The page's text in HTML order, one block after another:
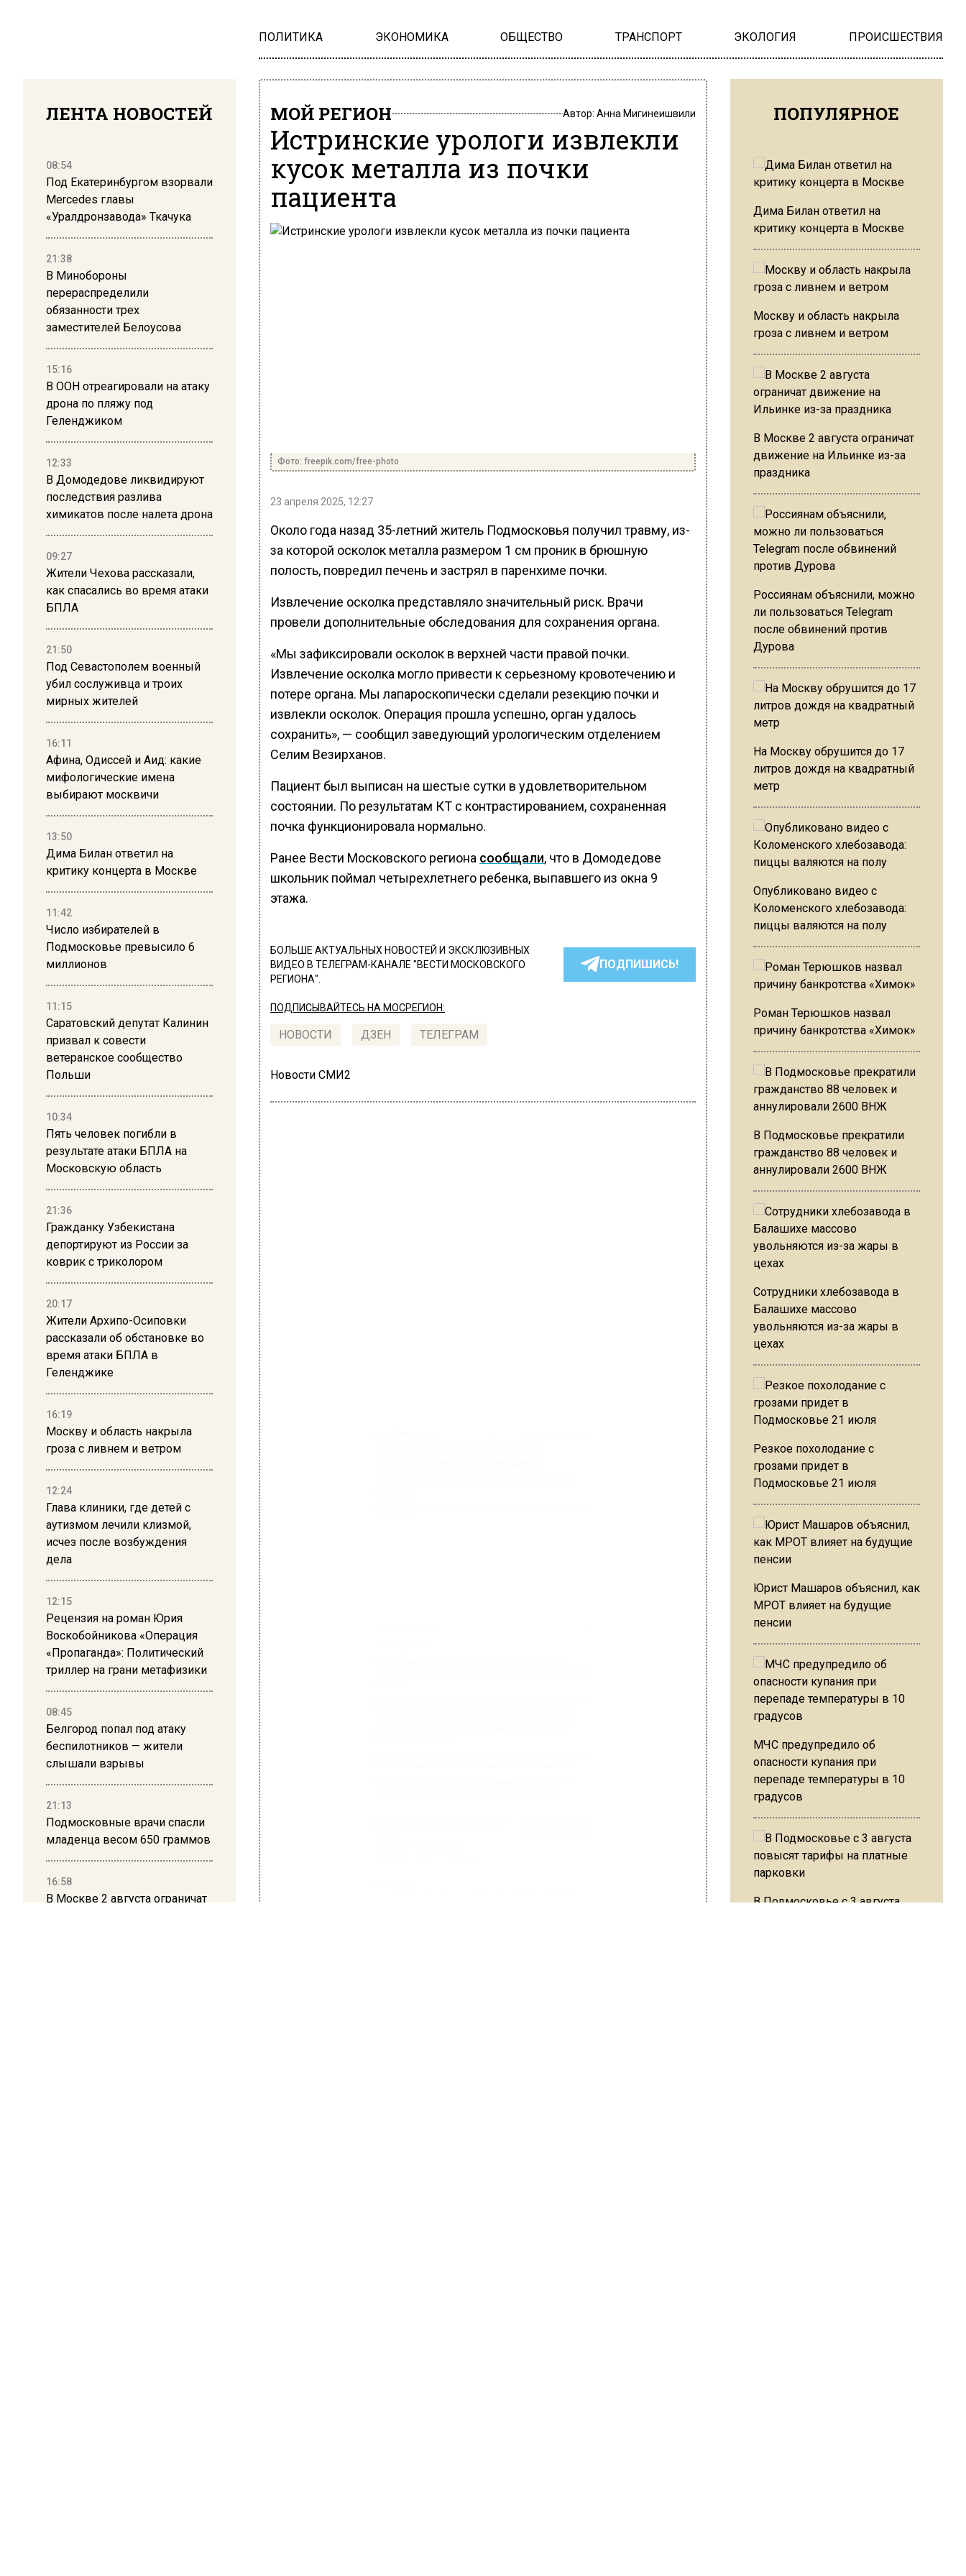
ПОЛИТИКА ЭКОНОМИКА ОБЩЕСТВО ТРАНСПОРТ ЭКОЛОГИЯ ПРОИСШЕСТВИЯ
ЛЕНТА НОВОСТЕЙ
08:54
Под Екатеринбургом взорвали
Mercedes главы
«Уралдронзавода» Ткачука
21:38
В Минобороны
перераспределили
обязанности трех
заместителей Белоусова
15:16
В ООН отреагировали на атаку
дрона по пляжу под
Геленджиком
12:33
В Домодедове ликвидируют
последствия разлива
химикатов после налета дрона
09:27
Жители Чехова рассказали,
как спасались во время атаки
БПЛА
21:50
Под Севастополем военный
убил сослуживца и троих
мирных жителей
16:11
Афина, Одиссей и Аид: какие
мифологические имена
выбирают москвичи
13:50
Дима Билан ответил на
критику концерта в Москве
11:42
Число избирателей в
Подмосковье превысило 6
миллионов
11:15
Саратовский депутат Калинин
призвал к совести
ветеранское сообщество
Польши
10:34
Пять человек погибли в
результате атаки БПЛА на
Московскую область
21:36
Гражданку Узбекистана
депортируют из России за
коврик с триколором
20:17
Жители Архипо-Осиповки
рассказали об обстановке во
время атаки БПЛА в
Геленджике
16:19
Москву и область накрыла
гроза с ливнем и ветром
12:24
Глава клиники, где детей с
аутизмом лечили клизмой,
исчез после возбуждения
дела
12:15
Рецензия на роман Юрия
Воскобойникова «Операция
«Пропаганда»: Политический
триллер на грани метафизики
08:45
Белгород попал под атаку
беспилотников — жители
слышали взрывы
21:13
Подмосковные врачи спасли
младенца весом 650 граммов
16:58
В Москве 2 августа ограничат
МОЙ РЕГИОН Автор: Анна Мигинеишвили
Истринские урологи извлекли
кусок металла из почки
пациента
Фото: freepik.com/free-photo
23 апреля 2025, 12:27
Около года назад 35-летний житель Подмосковья получил травму, из-
за которой осколок металла размером 1 см проник в брюшную
полость, повредил печень и застрял в паренхиме почки.
Извлечение осколка представляло значительный риск. Врачи
провели дополнительные обследования для сохранения органа.
«Мы зафиксировали осколок в верхней части правой почки.
Извлечение осколка могло привести к серьезному кровотечению и
потере органа. Мы лапароскопически сделали резекцию почки и
извлекли осколок. Операция прошла успешно, орган удалось
сохранить», — сообщил заведующий урологическим отделением
Селим Везирханов.
Пациент был выписан на шестые сутки в удовлетворительном
состоянии. По результатам КТ с контрастированием, сохраненная
почка функционировала нормально.
Ранее Вести Московского региона сообщали, что в Домодедове
школьник поймал четырехлетнего ребенка, выпавшего из окна 9
этажа.
БОЛЬШЕ АКТУАЛЬНЫХ НОВОСТЕЙ И ЭКСКЛЮЗИВНЫХ
ВИДЕО В ТЕЛЕГРАМ-КАНАЛЕ "ВЕСТИ МОСКОВСКОГО
РЕГИОНА".
ПОДПИШИСЬ!
ПОДПИСЫВАЙТЕСЬ НА МОСРЕГИОН:
НОВОСТИ ДЗЕН ТЕЛЕГРАМ
Новости СМИ2
ПОПУЛЯРНОЕ
Дима Билан ответил на
критику концерта в Москве
Москву и область накрыла
гроза с ливнем и ветром
В Москве 2 августа ограничат
движение на Ильинке из-за
праздника
Россиянам объяснили, можно
ли пользоваться Telegram
после обвинений против
Дурова
На Москву обрушится до 17
литров дождя на квадратный
метр
Опубликовано видео с
Коломенского хлебозавода:
пиццы валяются на полу
Роман Терюшков назвал
причину банкротства «Химок»
В Подмосковье прекратили
гражданство 88 человек и
аннулировали 2600 ВНЖ
Сотрудники хлебозавода в
Балашихе массово
увольняются из-за жары в
цехах
Резкое похолодание с
грозами придет в
Подмосковье 21 июля
Юрист Машаров объяснил, как
МРОТ влияет на будущие
пенсии
МЧС предупредило об
опасности купания при
перепаде температуры в 10
градусов
В Подмосковье с 3 августа